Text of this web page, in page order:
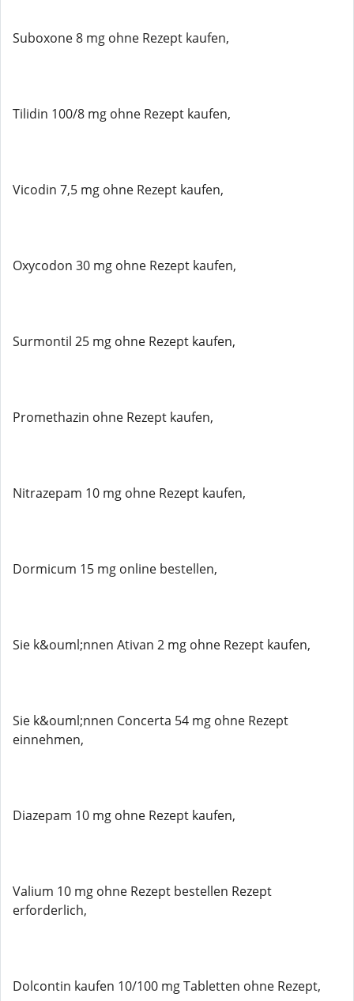
Suboxone 8 mg ohne Rezept kaufen,
Tilidin 100/8 mg ohne Rezept kaufen,
Vicodin 7,5 mg ohne Rezept kaufen,
Oxycodon 30 mg ohne Rezept kaufen,
Surmontil 25 mg ohne Rezept kaufen,
Promethazin ohne Rezept kaufen,
Nitrazepam 10 mg ohne Rezept kaufen,
Dormicum 15 mg online bestellen,
Sie k&ouml;nnen Ativan 2 mg ohne Rezept kaufen,
Sie k&ouml;nnen Concerta 54 mg ohne Rezept
einnehmen,
Diazepam 10 mg ohne Rezept kaufen,
Valium 10 mg ohne Rezept bestellen Rezept
erforderlich,
Dolcontin kaufen 10/100 mg Tabletten ohne Rezept,